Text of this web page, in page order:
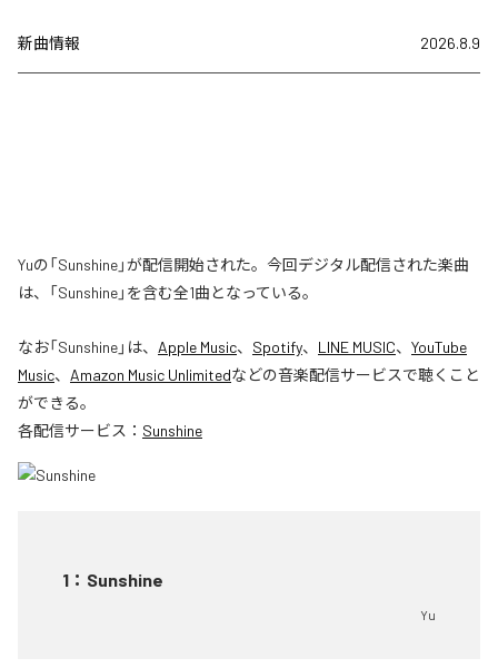
新曲情報 2026.8.9
Yuの「Sunshine」が配信開始された。今回デジタル配信された楽曲
は、「Sunshine」を含む全1曲となっている。
なお「Sunshine」は、 Apple Music、 Spotify、 LINE MUSIC、 YouTube
Music、 Amazon Music Unlimitedなどの音楽配信サービスで聴くこと
ができる。
各配信サービス： Sunshine
1 ： Sunshine
Yu